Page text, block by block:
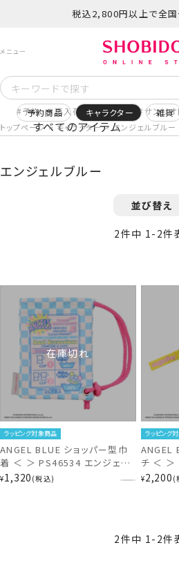
税込2,800円以上で全
予約 再入荷 ヒロアカ サンリ
すべてのアイテム
予約商品 キャラクター 雑貨
トップページ キャラクター エンジェルブルー
エンジェルブルー
並び替え
2件中 1- 2件
在庫切れ
ラッピング対象商品
ANGEL BLUE ショッパー型巾
着 ＜ ＞ PS46534 エンジェル
ブルー
¥1,320 税込
ラッピング
ANGEL
チ ＜ ＞
ブルー
¥2,200
2件中 1 - 2件